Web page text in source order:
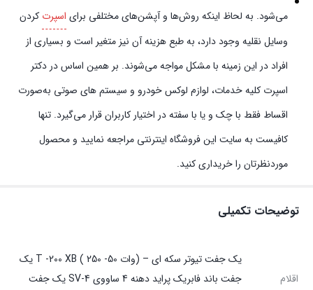
می‌شود. به لحاظ اینکه روش‌ها و آپشن‌های مختلفی برای اسپرت کردن
وسایل نقلیه وجود دارد، به طبع هزینه آن نیز متغیر است و بسیاری از
افراد در این زمینه با مشکل مواجه می‌شوند. بر همین اساس در دکتر
اسپرت کلیه خدمات، لوازم لوکس خودرو و سیستم‌ های صوتی به‌صورت
اقساط فقط با چک و یا با سفته در اختیار کاربران قرار می‌گیرد. تنها
کافیست به سایت این فروشگاه اینترنتی مراجعه نمایید و محصول
موردنظرتان را خریداری کنید.
توضیحات تکمیلی
اقلام
یک جفت تیوتر سکه ای – (وات T -200 XB ( 250 -50 یک
جفت باند فابریک پراید دهنه 4 ساووی SV-4 یک جفت